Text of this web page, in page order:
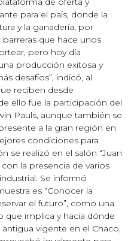
para el país, donde la
y la ganadería, por
que hace unos
pero hoy día
producción exitosa y
desafíos”, indicó, al
reciben desde
ello fue la participación del
Pauls, aunque también se
a la gran región en
condiciones para
se realizó en el salón “Juan
la presencia de varios
Se informó
es “Conocer la
el futuro”, como una
que implica y hacia dónde
vigente en el Chaco,